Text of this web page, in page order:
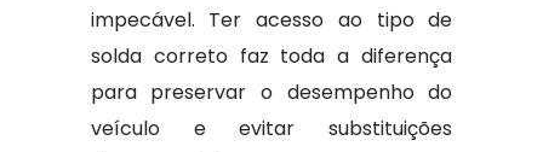
impecável. Ter acesso ao tipo de
solda correto faz toda a diferença
para preservar o desempenho do
veículo e evitar substituições